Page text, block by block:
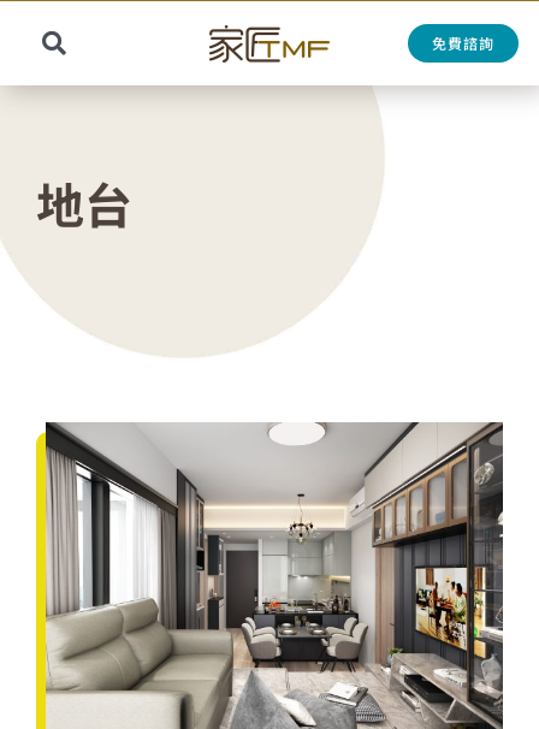
content
Toggle
Navigation
Search
免費諮詢
地台
Blue Coast II